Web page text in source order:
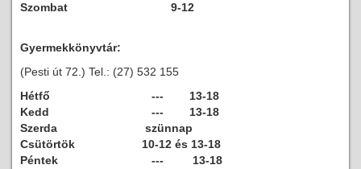
- 23
Szombat
9-12
Gyermekkönyvtár:
(Pesti út 72.) Tel.: (27) 532 155
Hétfő
--- 13-18
Kedd
--- 13-18
Szerda
szünnap
Csütörtök
10-12 és 13-18
Péntek
--- 13-18